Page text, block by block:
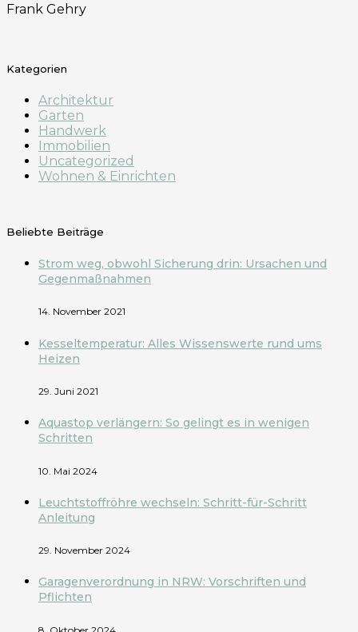
Frank Gehry
Kategorien
Architektur
Garten
Handwerk
Immobilien
Uncategorized
Wohnen & Einrichten
Beliebte Beiträge
Strom weg, obwohl Sicherung drin: Ursachen und
Gegenmaßnahmen
14. November 2021
Kesseltemperatur: Alles Wissenswerte rund ums
Heizen
29. Juni 2021
Aquastop verlängern: So gelingt es in wenigen
Schritten
10. Mai 2024
Leuchtstoffröhre wechseln: Schritt-für-Schritt
Anleitung
29. November 2024
Garagenverordnung in NRW: Vorschriften und
Pflichten